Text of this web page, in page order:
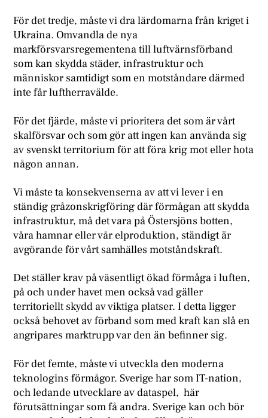
För det tredje, måste vi dra lärdomarna från kriget i
Ukraina. Omvandla de nya
markförsvarsregementena till luftvärnsförband
som kan skydda städer, infrastruktur och
människor samtidigt som en motståndare därmed
inte får luftherravälde.
För det fjärde, måste vi prioritera det som är vårt
skalförsvar och som gör att ingen kan använda sig
av svenskt territorium för att föra krig mot eller hota
någon annan.
Vi måste ta konsekvenserna av att vi lever i en
ständig gråzonskrigföring där förmågan att skydda
infrastruktur, må det vara på Östersjöns botten,
våra hamnar eller vår elproduktion, ständigt är
avgörande för vårt samhälles motståndskraft.
Det ställer krav på väsentligt ökad förmåga i luften,
på och under havet men också vad gäller
territoriellt skydd av viktiga platser. I detta ligger
också behovet av förband som med kraft kan slå en
angripares marktrupp var den än befinner sig.
För det femte, måste vi utveckla den moderna
teknologins förmågor. Sverige har som IT-nation,
och ledande utvecklare av dataspel, här
förutsättningar som få andra. Sverige kan och bör